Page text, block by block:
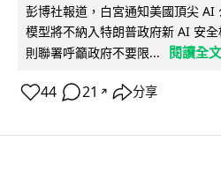
彭博社報道，白宮通知美國頂尖 AI
模型將不納入特朗普政府新 AI 安
則聯署呼籲政府不要限...
閱讀全文
44 21 ↗ 分享